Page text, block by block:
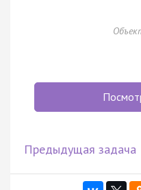
Предыдущая задача